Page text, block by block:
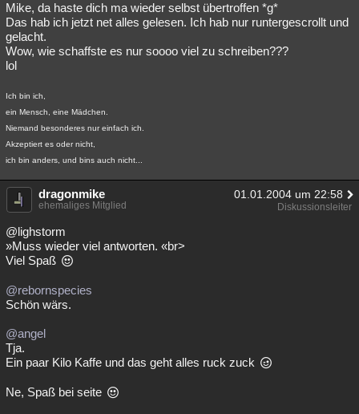
Mike, da haste dich ma wieder selbst übertroffen *g*
Das hab ich jetzt net alles gelesen. Ich hab nur runtergescrollt und
gelacht.
Wow, wie schaffste es nur soooo viel zu schreiben???
lol
Ich bin ich,
ein Mensch, eine Mädchen.
Niemand besonderes nur einfach ich.
Akzeptiert es oder nicht,
ich bin anders, und bins auch nicht...
dragonmike 01.01.2004 um 22:58
ehemaliges Mitglied Diskussionsleiter
@lighstorm
»Muss wieder viel antworten. «br>
Viel Spaß
@rebornspecies
Schön wärs.
@angel
Tja.
Ein paar Kilo Kaffe und das geht alles ruck zuck
Ne, Spaß bei seite